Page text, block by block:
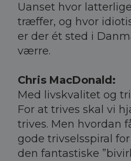
Uanset hvor
træffer, og hvor
er der ét sted i
værre.
Chris MacDonald:
Med livskvalitet og
For at trives skal vi
trives. Men hvordan
gode trivselsspiral
den fantastiske